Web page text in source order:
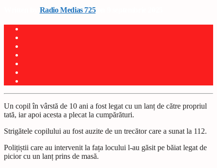
Radio Medias 725on 9 septembrie 2025
Un copil în vârstă de 10 ani a fost legat cu un lanț de către propriul
tată, iar apoi acesta a plecat la cumpărături.
Strigătele copilului au fost auzite de un trecător care a sunat la 112.
Polițiștii care au intervenit la fața locului l-au găsit pe băiat legat de
picior cu un lanț prins de masă.